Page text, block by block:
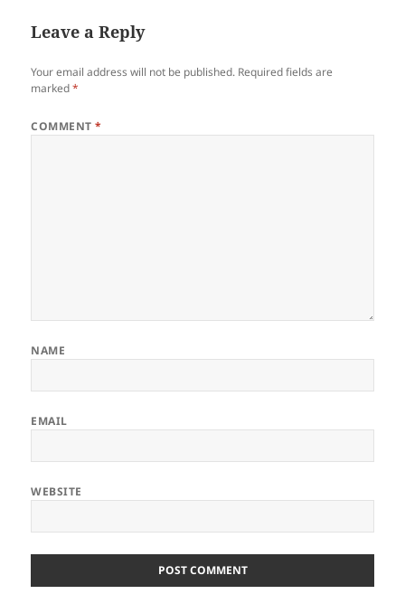
o
o
k
n
Leave a Reply
Your email address will not be published. Required fields are
marked*
COMMENT*
NAME
EMAIL
WEBSITE